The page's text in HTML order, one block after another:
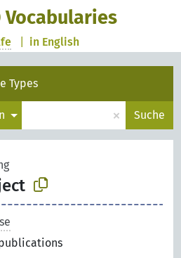
Vocabularies
in English
Types
× Suche